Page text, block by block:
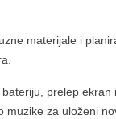
materijale i
prelep
za uloženi